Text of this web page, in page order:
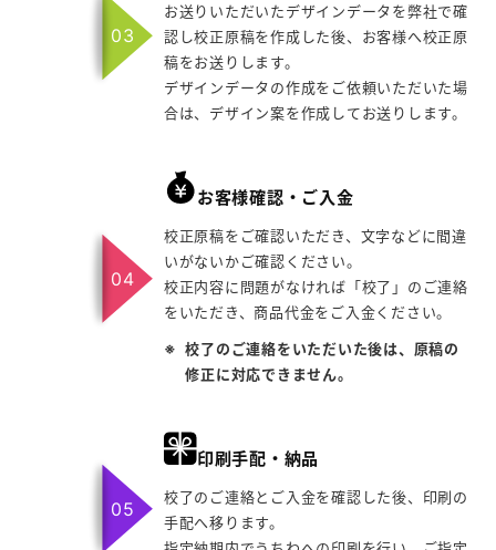
お送りいただいたデザインデータを弊社で確
認し校正原稿を作成した後、お客様へ校正原
稿をお送りします。
デザインデータの作成をご依頼いただいた場
合は、デザイン案を作成してお送りします。
お客様確認・ご入金
校正原稿をご確認いただき、文字などに間違
いがないかご確認ください。
校正内容に問題がなければ「校了」のご連絡
をいただき、商品代金をご入金ください。
校了のご連絡をいただいた後は、原稿の
修正に対応できません。
印刷手配・納品
校了のご連絡とご入金を確認した後、印刷の
手配へ移ります。